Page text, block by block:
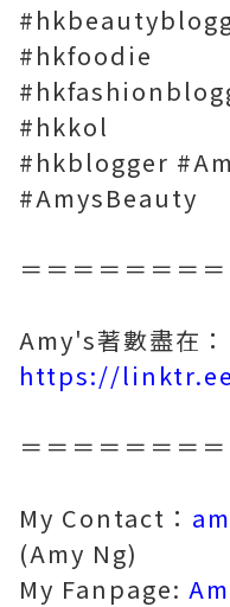
#hkfoodie
#hkkol
#hkblogger
#AmysBeauty
＝＝＝＝＝＝＝
Amy's著數盡在：
https://
＝＝＝＝＝＝＝
My Contact：
(Amy Ng)
My Fanpage: